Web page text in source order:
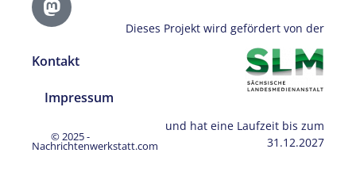
Kontakt
Impressum
© 2025 -
Nachrichtenwerkstatt.com
Dieses Projekt wird gefördert von der
und hat eine Laufzeit bis zum
31.12.2027